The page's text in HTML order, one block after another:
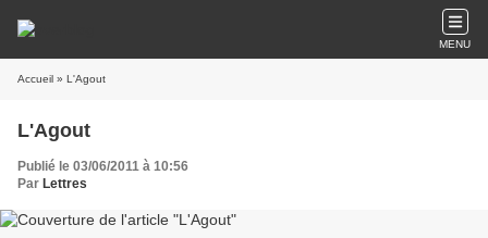
MENU
Accueil » L'Agout
L'Agout
Publié le 03/06/2011 à 10:56
Par Lettres